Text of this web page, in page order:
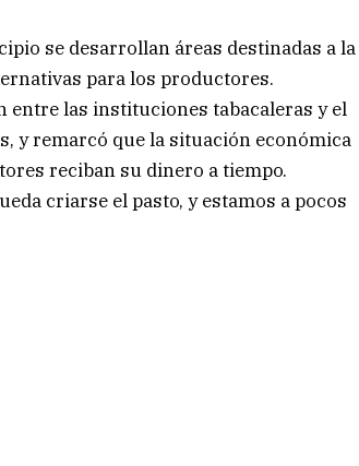
se desarrollan áreas destinadas a la
para los productores.
las instituciones tabacaleras y el
y remarcó que la situación económica
reciban su dinero a tiempo.
criarse el pasto, y estamos a pocos